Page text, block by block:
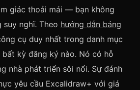
giác thoải mái — bạn không
nghĩ. Theo hướng dẫn bảng
cụ duy nhất trong danh mục
kỳ đăng ký nào. Nó có hỗ
nhà phát triển sôi nổi. Sự đánh
yêu cầu Excalidraw+ với giá